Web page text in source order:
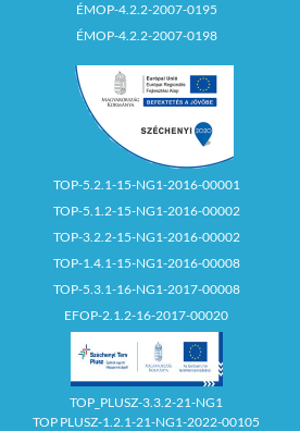
ÉMOP-4.2.2-2007-0195
ÉMOP-4.2.2-2007-0198
TOP-5.2.1-15-NG1-2016-00001
TOP-5.1.2-15-NG1-2016-00002
TOP-3.2.2-15-NG1-2016-00002
TOP-1.4.1-15-NG1-2016-00008
TOP-5.3.1-16-NG1-2017-00008
EFOP-2.1.2-16-2017-00020
TOP_PLUSZ-3.3.2-21-NG1
TOP PLUSZ-1.2.1-21-NG1-2022-00105